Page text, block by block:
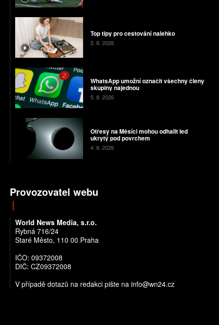
Top tipy pro cestování nalehko
5. 8. 2026
WhatsApp umožní označit všechny členy
skupiny najednou
5. 8. 2026
Otřesy na Měsíci mohou odhalit led
ukrytý pod povrchem
4. 8. 2026
Provozovatel webu
World News Media, s.r.o.
Rybná 716/24
Staré Město, 110 00 Praha
IČO: 09372008
DIČ: CZ09372008
V případě dotazů na redakci pište na info@wn24.cz